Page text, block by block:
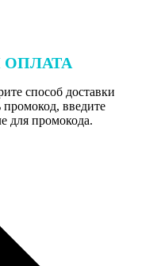
ОПЛАТА
способ доставки
промокод, введите
для промокода.